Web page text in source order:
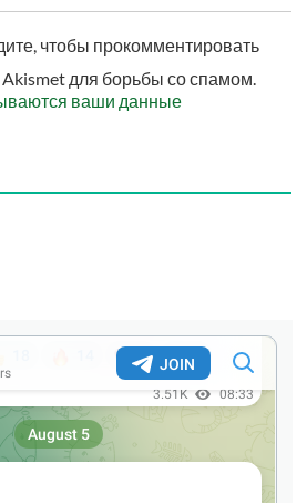
чтобы прокомментировать
Akismet для борьбы со спамом.
ваши данные